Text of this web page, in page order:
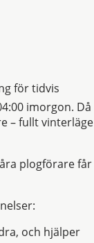
för tidvis
imorgon. Då
– fullt vinterläge
plogförare får
och hjälper